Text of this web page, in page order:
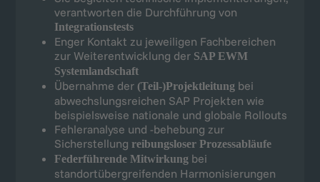
verantworten die Durchführung von
Integrationstests
Enger Kontakt zu jeweiligen Fachbereichen
zur Weiterentwicklung der SAP EWM
Systemlandschaft
Übernahme der (Teil-)Projektleitungbei
abwechslungsreichen SAP Projekten wie
beispielsweise nationale und globale Rollouts
Fehleranalyse und -behebung zur
Sicherstellung reibungsloser Prozessabläufe
Federführende Mitwirkungbei
standortübergreifenden Harmonisierungen